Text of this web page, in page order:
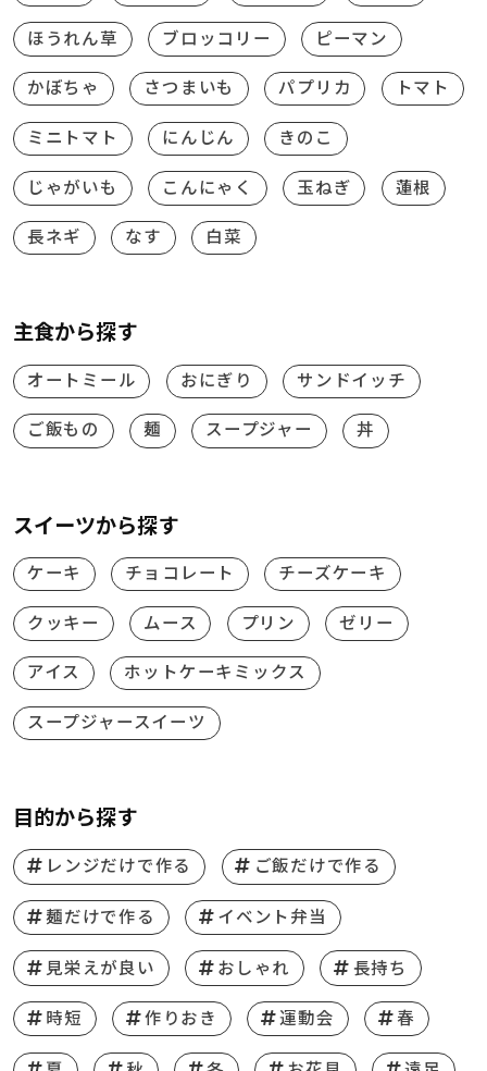
ほうれん草 ブロッコリー ピーマン
かぼちゃ さつまいも パプリカ トマト
ミニトマト にんじん きのこ
じゃがいも こんにゃく 玉ねぎ 蓮根
長ネギ なす 白菜
主食から探す
オートミール おにぎり サンドイッチ
ご飯もの 麺 スープジャー 丼
スイーツから探す
ケーキ チョコレート チーズケーキ
クッキー ムース プリン ゼリー
アイス ホットケーキミックス
スープジャースイーツ
目的から探す
レンジだけで作る ご飯だけで作る
麺だけで作る イベント弁当
見栄えが良い おしゃれ 長持ち
時短 作りおき 運動会 春